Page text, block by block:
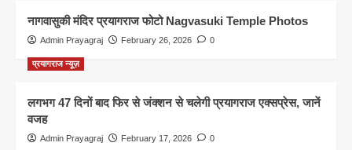
नागवासुकी मंदिर प्रयागराज फोटो Nagvasuki Temple Photos
Admin Prayagraj February 26, 2026 0
प्रयागराज न्यूज़
लगभग 47 दिनों बाद फिर से जंक्शन से चलेगी प्रयागराज एक्सप्रेस, जानें
वजह
Admin Prayagraj February 17, 2026 0